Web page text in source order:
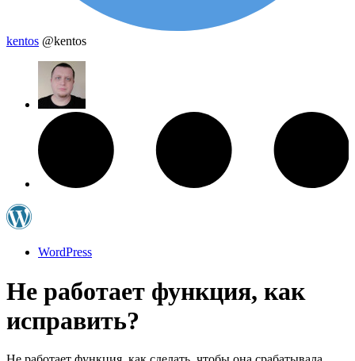
kentos @kentos
WordPress
Не работает функция, как
исправить?